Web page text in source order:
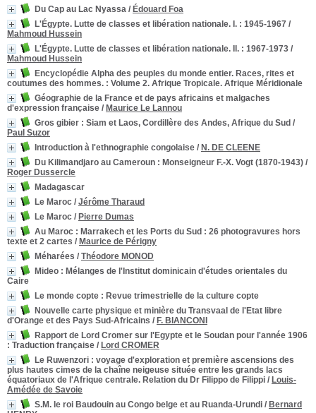
Du Cap au Lac Nyassa / Édouard Foa
L'Égypte. Lutte de classes et libération nationale. I. : 1945-1967 /
Mahmoud Hussein
L'Égypte. Lutte de classes et libération nationale. II. : 1967-1973 /
Mahmoud Hussein
Encyclopédie Alpha des peuples du monde entier. Races, rites et
coutumes des hommes. : Volume 2. Afrique Tropicale. Afrique Méridionale
Géographie de la France et de pays africains et malgaches
d'expression française / Maurice Le Lannou
Gros gibier : Siam et Laos, Cordillère des Andes, Afrique du Sud /
Paul Suzor
Introduction à l'ethnographie congolaise / N. DE CLEENE
Du Kilimandjaro au Cameroun : Monseigneur F.-X. Vogt (1870-1943) /
Roger Dussercle
Madagascar
Le Maroc / Jérôme Tharaud
Le Maroc / Pierre Dumas
Au Maroc : Marrakech et les Ports du Sud : 26 photogravures hors
texte et 2 cartes / Maurice de Périgny
Méharées / Théodore MONOD
Mideo : Mélanges de l'Institut dominicain d'études orientales du
Caire
Le monde copte : Revue trimestrielle de la culture copte
Nouvelle carte physique et minière du Transvaal de l'Etat libre
d'Orange et des Pays Sud-Africains / F. BIANCONI
Rapport de Lord Cromer sur l'Egypte et le Soudan pour l'année 1906
: Traduction française / Lord CROMER
Le Ruwenzori : voyage d'exploration et première ascensions des
plus hautes cimes de la chaîne neigeuse située entre les grands lacs
équatoriaux de l'Afrique centrale. Relation du Dr Filippo de Filippi / Louis-
Amédée de Savoie
S.M. le roi Baudouin au Congo belge et au Ruanda-Urundi / Bernard